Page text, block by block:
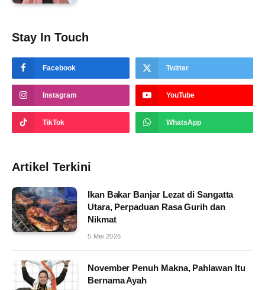
Stay In Touch
Facebook Twitter
Instagram YouTube
TikTok WhatsApp
Artikel Terkini
Ikan Bakar Banjar Lezat di Sangatta
Utara, Perpaduan Rasa Gurih dan
Nikmat
5 Mei 2026
November Penuh Makna, Pahlawan Itu
Bernama Ayah